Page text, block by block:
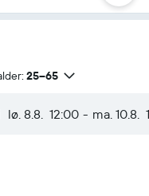
25–65
lø. 8.8. 12:00 - ma. 10.8.